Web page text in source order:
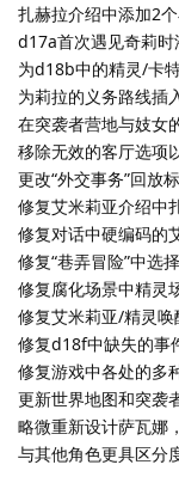
扎赫拉介绍中添加2
d17a首次遇见奇莉
为d18b中的精灵/卡
为莉拉的义务路线插
在突袭者营地与妓女
移除无效的客厅选项
更改“外交事务”回放
修复艾米莉亚介绍中
修复对话中硬编码的
修复“巷弄冒险”中选
修复腐化场景中精灵
修复艾米莉亚/精灵
修复d18f中缺失的事
修复游戏中各处的多
更新世界地图和突袭
略微重新设计萨瓦娜
与其他角色更具区分